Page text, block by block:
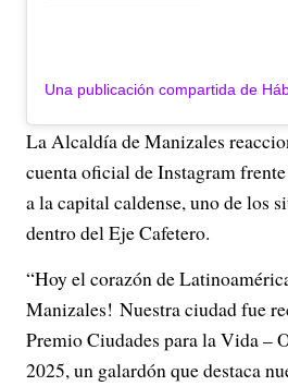
La Alcaldía de Manizales
cuenta oficial de Instagram
a la capital caldense, uno de los
dentro del Eje Cafetero.
“Hoy el corazón de
Manizales! Nuestra ciudad fue
Premio Ciudades para la Vida
2025, un galardón que destaca